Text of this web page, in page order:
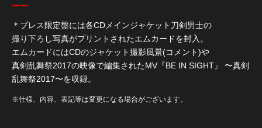
ーー
＊プレス限定盤には各CDメインジャケット刀剣男士の
撮り下ろし写真がプリントされたエムカードを封入。
エムカードにはCDのジャケット撮影風景(コメント)や
真剣乱舞祭2017の映像で編集されたMV『BE IN SIGHT』 〜真剣
乱舞祭2017〜を収録。
※仕様、内容、表記等は変更になる場合がございます。